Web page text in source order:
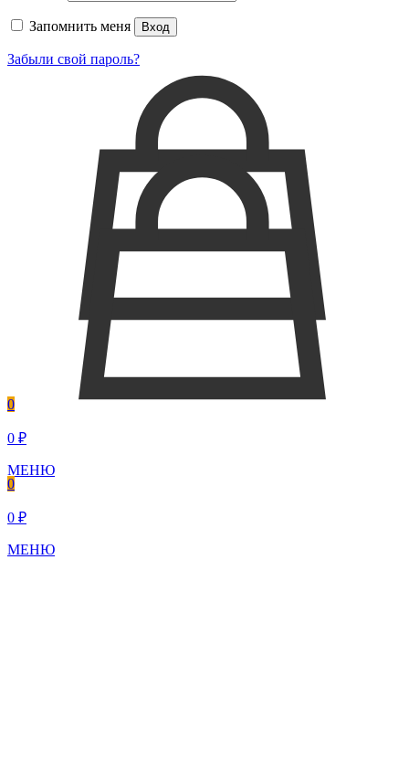
0
0 ₽
МЕНЮ
Запомнить меня Вход
Забыли свой пароль?
0
0 ₽
МЕНЮ